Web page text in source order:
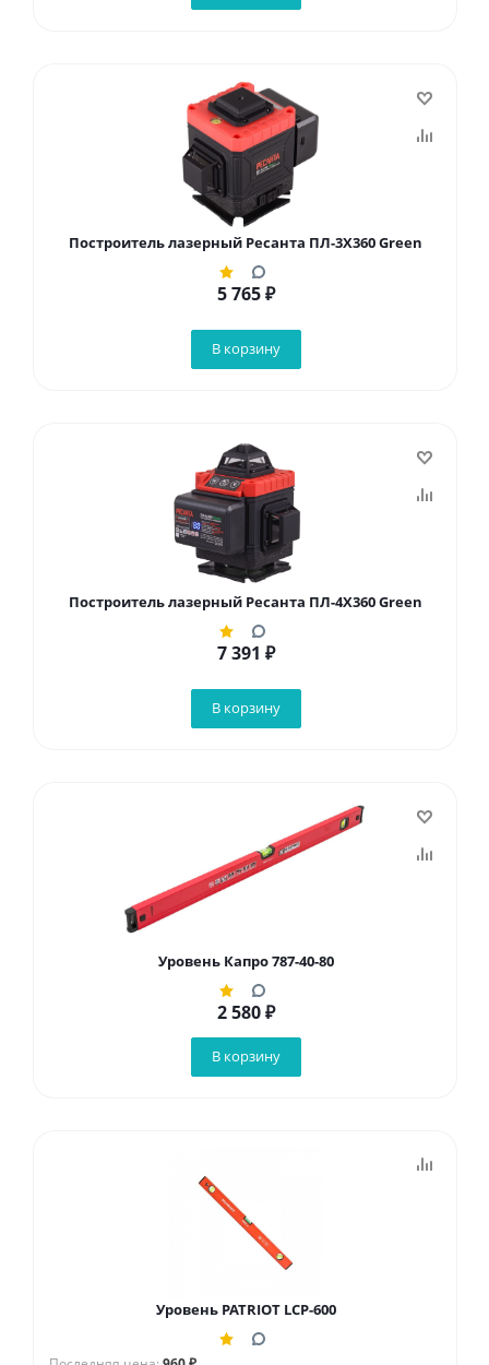
Построитель лазерный Ресанта ПЛ-3Х360 Green
5 765₽
В корзину
Построитель лазерный Ресанта ПЛ-4Х360 Green
7 391 ₽
В корзину
Уровень Капро 787-40-80
2 580₽
В корзину
Уровень PATRIOT LCP-600